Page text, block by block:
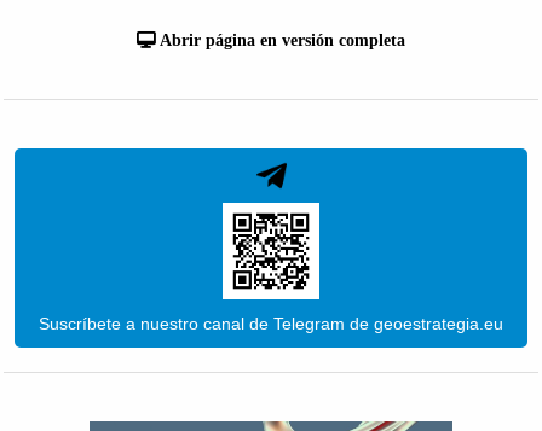
Abrir página en versión completa
Suscríbete a nuestro canal de Telegram de geoestrategia.eu